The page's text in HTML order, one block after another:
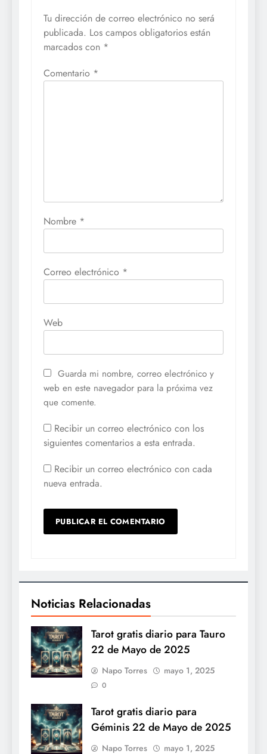
Tu dirección de correo electrónico no será
publicada. Los campos obligatorios están
marcados con *
Comentario *
Nombre *
Correo electrónico *
Web
Guarda mi nombre, correo electrónico y
web en este navegador para la próxima vez
que comente.
Recibir un correo electrónico con los
siguientes comentarios a esta entrada.
Recibir un correo electrónico con cada
nueva entrada.
Noticias Relacionadas
Tarot gratis diario para Tauro
22 de Mayo de 2025
Napo Torres mayo 1, 2025
0
Tarot gratis diario para
Géminis 22 de Mayo de 2025
Napo Torres mayo 1, 2025